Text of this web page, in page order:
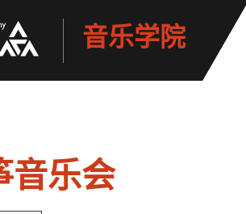
音乐学院
音乐会